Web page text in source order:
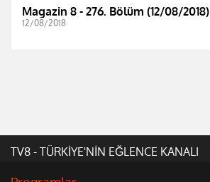
Magazin 8 - 276. Bölüm (12/08/2018)
12/08/2018
TV8 - TÜRKİYE'NİN EĞLENCE KANALI